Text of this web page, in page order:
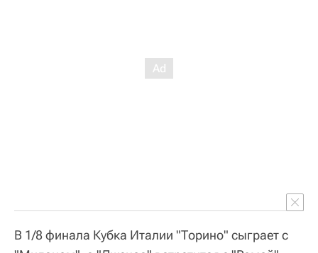
В 1/8 финала Кубка Италии "Торино" сыграет с